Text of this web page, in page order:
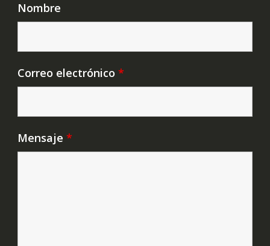
Nombre
Correo electrónico *
Mensaje *